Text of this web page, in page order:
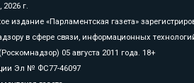
2026 г.
издание «Парламентская газета»
в сфере связи, информационных
05 августа 2011 года. 18+
Эл № ФС77-46097